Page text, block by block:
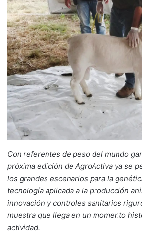
Con referentes de peso del mundo
próxima edición de AgroActiva ya se
los grandes escenarios para la
tecnología aplicada a la producción
innovación y controles sanitarios
muestra que llega en un momento
actividad.